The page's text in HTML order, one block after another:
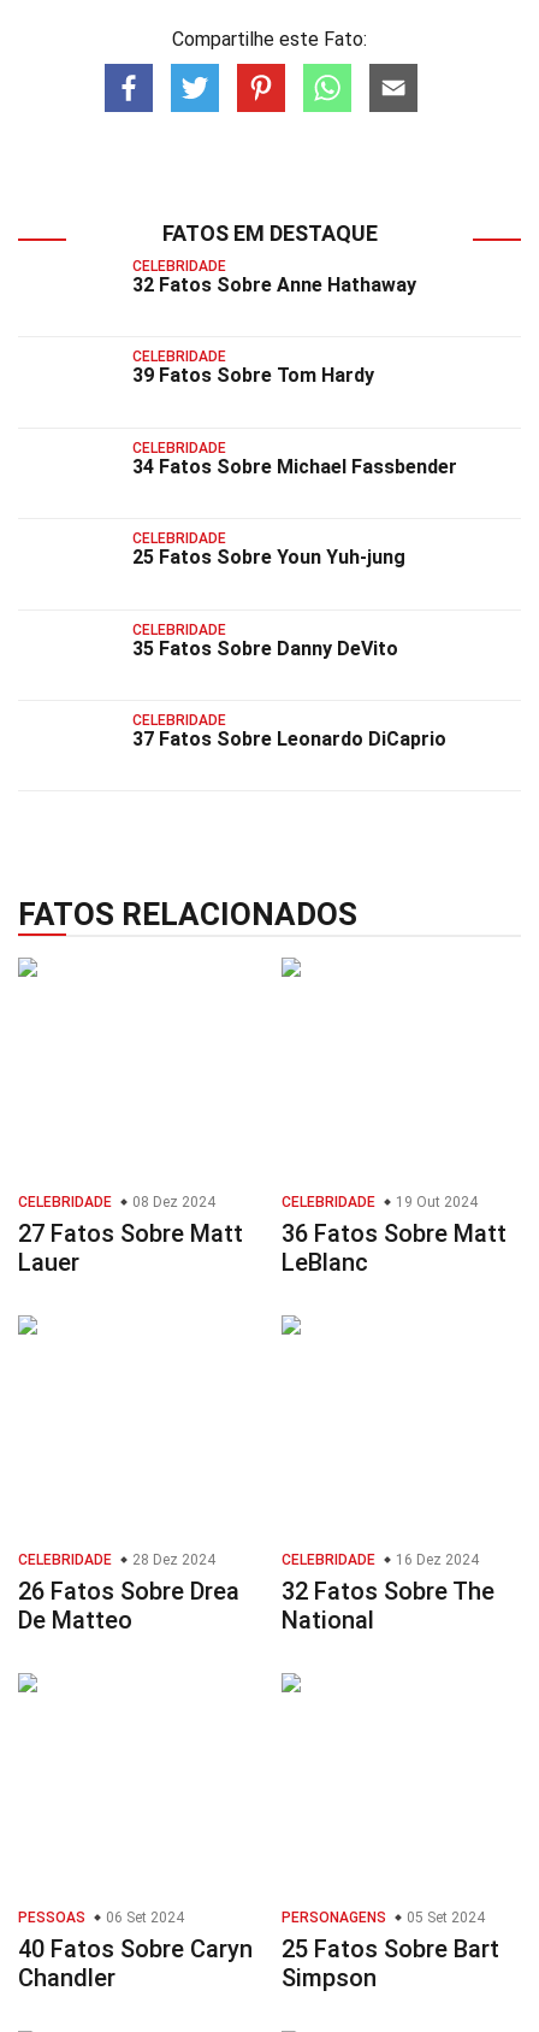
Compartilhe este Fato:
FATOS EM DESTAQUE
CELEBRIDADE
32 Fatos Sobre Anne Hathaway
CELEBRIDADE
39 Fatos Sobre Tom Hardy
CELEBRIDADE
34 Fatos Sobre Michael Fassbender
CELEBRIDADE
25 Fatos Sobre Youn Yuh-jung
CELEBRIDADE
35 Fatos Sobre Danny DeVito
CELEBRIDADE
37 Fatos Sobre Leonardo DiCaprio
FATOS RELACIONADOS
CELEBRIDADE 08 Dez 2024
27 Fatos Sobre Matt
Lauer
CELEBRIDADE 19 Out 2024
36 Fatos Sobre Matt
LeBlanc
CELEBRIDADE 28 Dez 2024
26 Fatos Sobre Drea
De Matteo
CELEBRIDADE 16 Dez 2024
32 Fatos Sobre The
National
PESSOAS 06 Set 2024
40 Fatos Sobre Caryn
Chandler
PERSONAGENS 05 Set 2024
25 Fatos Sobre Bart
Simpson